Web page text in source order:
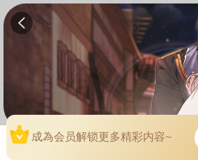
成為会员解锁更多精彩内容~